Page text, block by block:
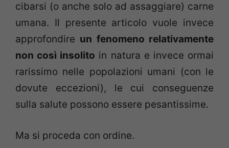
cibarsi (o anche solo ad assaggiare) carne
umana. Il presente articolo vuole invece
approfondire un fenomeno relativamente
non così insolito in natura e invece ormai
rarissimo nelle popolazioni umani (con le
dovute eccezioni), le cui conseguenze
sulla salute possono essere pesantissime.
Ma si proceda con ordine.